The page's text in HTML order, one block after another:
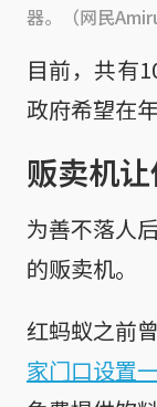
器。（网民
目前，共有
政府希望在
贩卖机
为善不落人
的贩卖机。
红蚂蚁之前
家门口设置